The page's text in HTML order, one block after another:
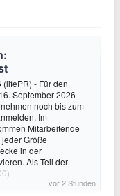
- Für den
September 2026
noch bis zum
Im
Mitarbeitende
Größe
in der
Als Teil der
vor 2 Stunden